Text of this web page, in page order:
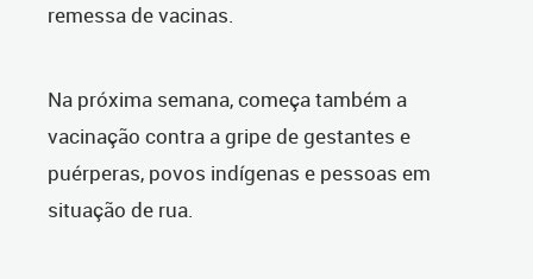
remessa de vacinas.
Na próxima semana, começa também a
vacinação contra a gripe de gestantes e
puérperas, povos indígenas e pessoas em
situação de rua.